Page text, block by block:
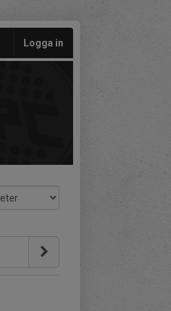
Logga in